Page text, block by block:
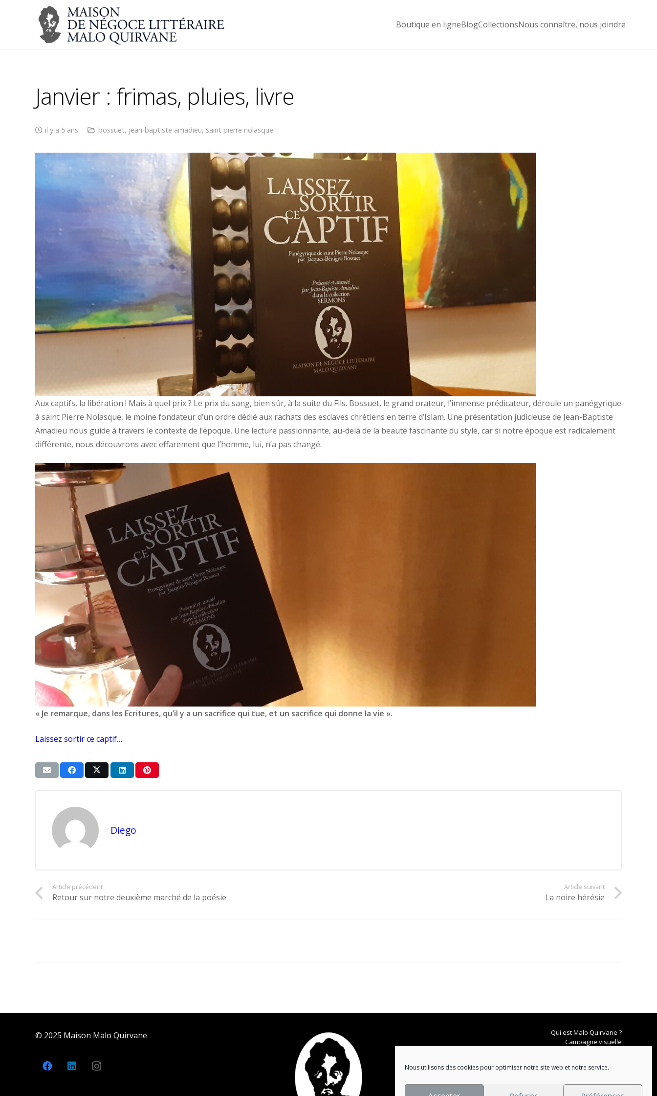
Nous utilisons des cookies pour optimiser notre site web et notre service.
Boutique en ligneBlogCollectionsNous connaître, nous joindre
Janvier : frimas, pluies, livre
il y a 5 ans bossuet, jean-baptiste amadieu, saint pierre nolasque
Aux captifs, la libération ! Mais à quel prix ? Le prix du sang, bien sûr, à la suite du Fils. Bossuet, le grand orateur, l’immense prédicateur, déroule un panégyrique
à saint Pierre Nolasque, le moine fondateur d’un ordre dédié aux rachats des esclaves chrétiens en terre d’Islam. Une présentation judicieuse de Jean-Baptiste
Amadieu nous guide à travers le contexte de l’époque. Une lecture passionnante, au-delà de la beauté fascinante du style, car si notre époque est radicalement
différente, nous découvrons avec effarement que l’homme, lui, n’a pas changé.
« Je remarque, dans les Ecritures, qu’il y a un sacrifice qui tue, et un sacrifice qui donne la vie ».
Laissez sortir ce captif…
Diego
Article précédent
Retour sur notre deuxième marché de la poésie
Article suivant
La noire hérésie
© 2025 Maison Malo Quirvane
Qui est Malo Quirvane ?
Campagne visuelle
Conditions générales